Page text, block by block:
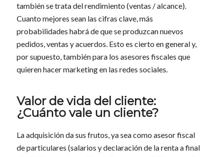
también se trata del rendimiento (ventas / alcance).
Cuanto mejores sean las cifras clave, más
probabilidades habrá de que se produzcan nuevos
pedidos, ventas y acuerdos. Esto es cierto en general y,
por supuesto, también para los asesores fiscales que
quieren hacer marketing en las redes sociales.
Valor de vida del cliente:
¿Cuánto vale un cliente?
La adquisición da sus frutos, ya sea como asesor fiscal
de particulares (salarios y declaración de la renta a final